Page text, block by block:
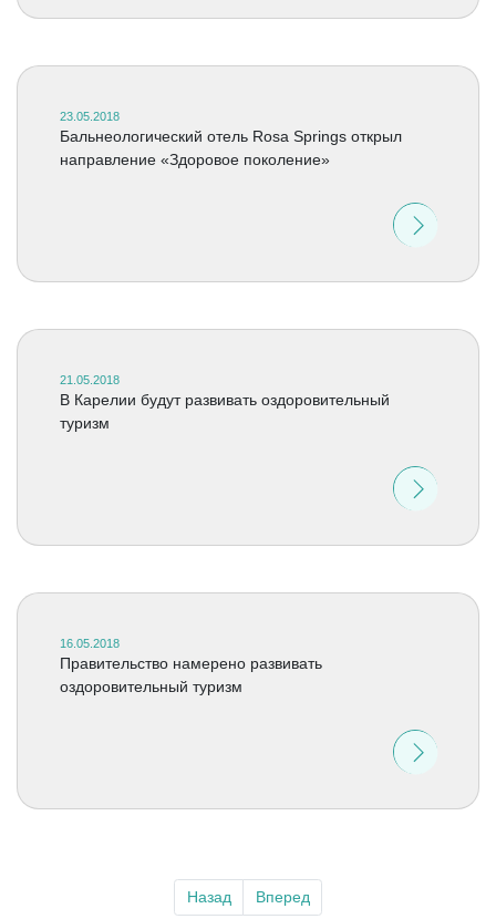
23.05.2018
Бальнеологический отель Rosa Springs открыл
направление «Здоровое поколение»
21.05.2018
В Карелии будут развивать оздоровительный
туризм
16.05.2018
Правительство намерено развивать
оздоровительный туризм
Назад Вперед